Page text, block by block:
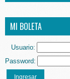
MI BOLETA
Usuario:
Password:
Ingresar